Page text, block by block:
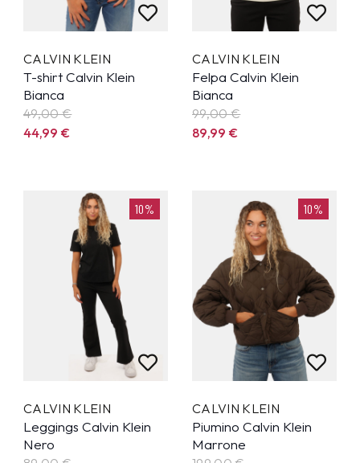
CALVIN KLEIN
T-shirt Calvin Klein
Bianca
49,00 €
44,99€
CALVIN KLEIN
Felpa Calvin Klein
Bianca
99,00 €
89,99€
10%
CALVIN KLEIN
Leggings Calvin Klein
Nero
10%
CALVIN KLEIN
Piumino Calvin Klein
Marrone